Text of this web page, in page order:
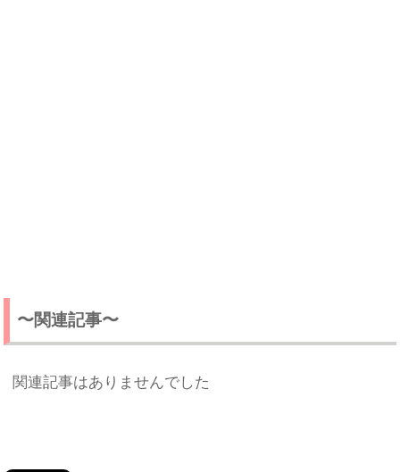
〜関連記事〜
関連記事はありませんでした